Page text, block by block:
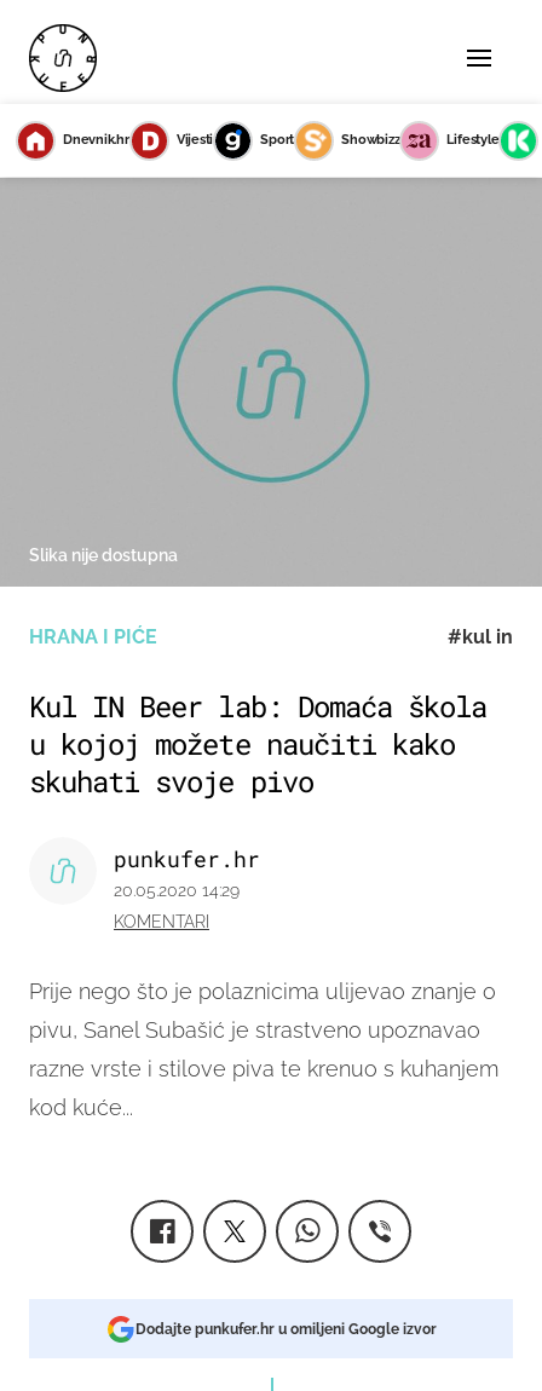
Dnevnik.hr Vijesti Sport Showbizz Lifestyle
HRANA I PIĆE #kul in
Kul IN Beer lab: Domaća škola
u kojoj možete naučiti kako
skuhati svoje pivo
Prije nego što je polaznicima ulijevao znanje o
pivu, Sanel Subašić je strastveno upoznavao
razne vrste i stilove piva te krenuo s kuhanjem
kod kuće...
punkufer.hr
20.05.2020 14:29
KOMENTARI
Slika nije dostupna
Dodajte punkufer.hr u omiljeni Google izvor